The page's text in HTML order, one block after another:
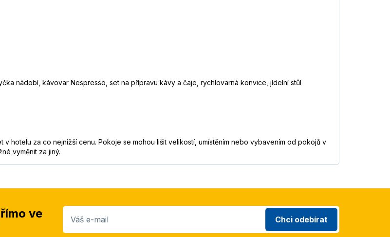
nádobí, kávovar Nespresso, set na přípravu kávy a čaje, rychlovarná konvice, jídelní stůl
hotelu za co nejnižší cenu. Pokoje se mohou lišit velikostí, umístěním nebo vybavením od pokojů v
vyměnit za jiný.
ve
Váš e-mail Chci odebírat